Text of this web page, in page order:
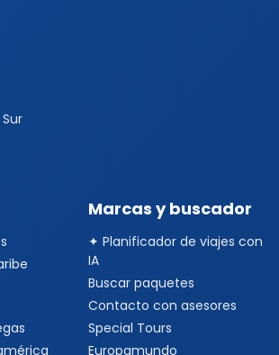
Marcas y buscador
✦ Planificador de viajes con
IA
Buscar paquetes
Contacto con asesores
Special Tours
Europamundo